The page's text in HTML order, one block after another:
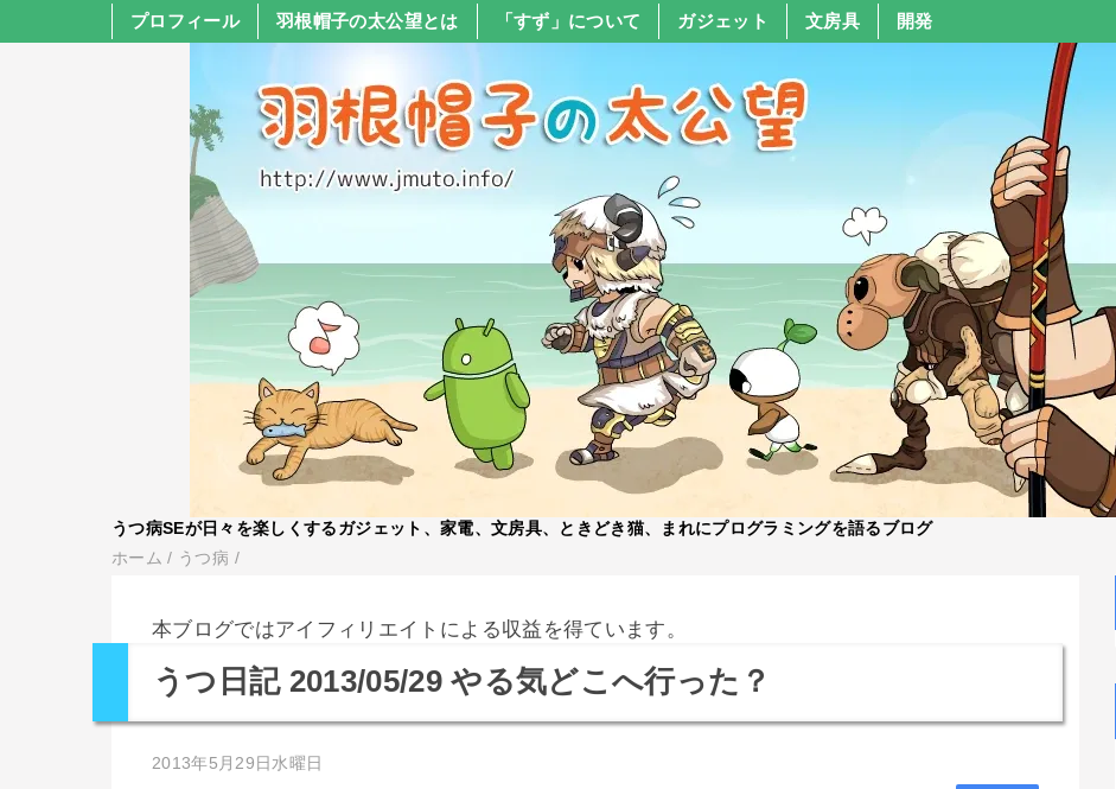
プロフィール 羽根帽子の太公望とは 「すず」について ガジェット 文房具 開発
うつ病SEが日々を楽しくするガジェット、家電、文房具、ときどき猫、まれにプログラミングを語るブログ
ホーム / うつ病 /
本ブログではアイフィリエイトによる収益を得ています。
うつ日記 2013/05/29 やる気どこへ行った？
2013年5月29日水曜日